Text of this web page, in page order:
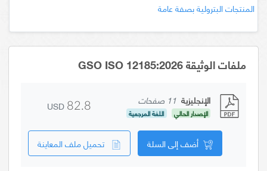
المنتجات البترولية بصفة عامة
ملفات الوثيقة GSO ISO 12185:2026
الإنجليزية 11 صفحات
الإصدار الحالي اللغة المرجعية USD 82.8
أضف إلى السلة تحميل ملف المعاينة